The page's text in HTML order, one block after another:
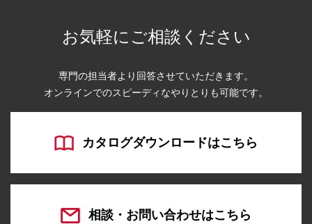
お気軽にご相談ください
専門の担当者より回答させていただきます。
オンラインでのスピーディなやりとりも可能です。
カタログダウンロードはこちら
相談・お問い合わせはこちら